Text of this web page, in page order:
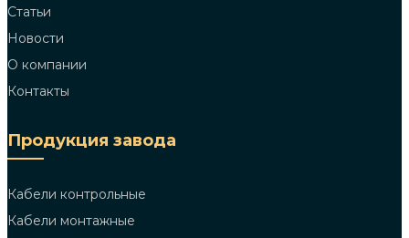
Статьи
Новости
О компании
Контакты
Продукция завода
Кабели контрольные
Кабели монтажные